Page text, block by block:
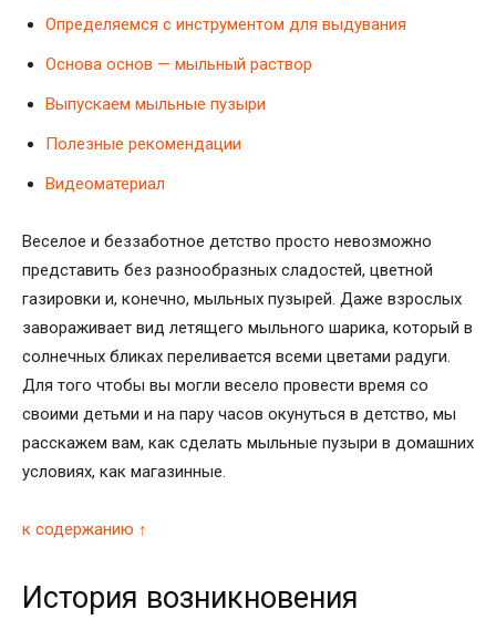
Определяемся с инструментом для выдувания
Основа основ — мыльный раствор
Выпускаем мыльные пузыри
Полезные рекомендации
Видеоматериал
Веселое и беззаботное детство просто невозможно
представить без разнообразных сладостей, цветной
газировки и, конечно, мыльных пузырей. Даже взрослых
завораживает вид летящего мыльного шарика, который в
солнечных бликах переливается всеми цветами радуги.
Для того чтобы вы могли весело провести время со
своими детьми и на пару часов окунуться в детство, мы
расскажем вам, как сделать мыльные пузыри в домашних
условиях, как магазинные.
к содержанию ↑
История возникновения